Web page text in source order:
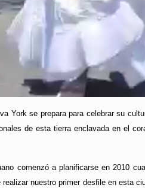
York se prepara para celebrar su
de esta tierra enclavada en el
comenzó a planificarse en 2010
nuestro primer desfile en esta